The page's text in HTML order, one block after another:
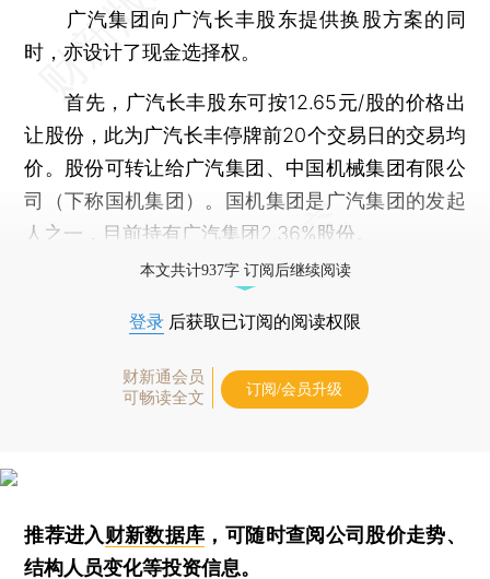
广汽集团向广汽长丰股东提供换股方案的同
时，亦设计了现金选择权。
首先，广汽长丰股东可按12.65元/股的价格出
让股份，此为广汽长丰停牌前20个交易日的交易均
价。股份可转让给广汽集团、中国机械集团有限公
司（下称国机集团）。国机集团是广汽集团的发起
人之一，目前持有广汽集团2.36%股份。
本文共计937字 订阅后继续阅读
登录 后获取已订阅的阅读权限
财新通会员
可畅读全文
订阅/会员升级
推荐进入财新数据库 ，可随时查阅公司股价走势、
结构人员变化等投资信息。